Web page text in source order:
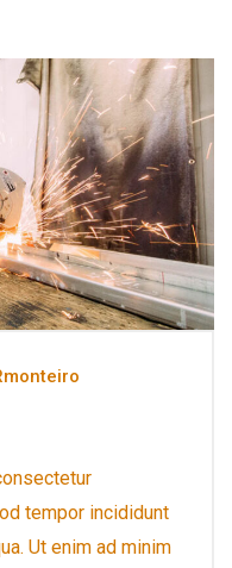
tempor incididunt
Ut enim ad minim